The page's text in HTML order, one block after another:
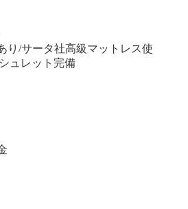
り/サータ社高級マットレス使
ュレット完備